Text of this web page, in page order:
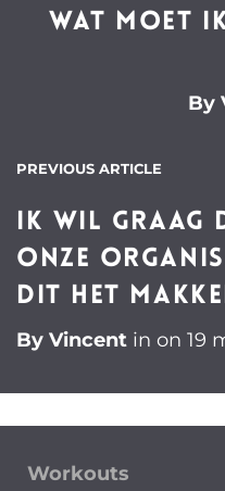
Wat moet
By
PREVIOUS ARTICLE
Ik wil graag
onze
dit het
By Vincent in on 19
Workouts